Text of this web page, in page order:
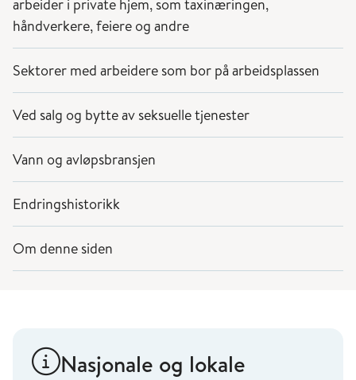
arbeider i private hjem, som taxinæringen,
håndverkere, feiere og andre
Sektorer med arbeidere som bor på arbeidsplassen
Ved salg og bytte av seksuelle tjenester
Vann og avløpsbransjen
Endringshistorikk
Om denne siden
Nasjonale og lokale